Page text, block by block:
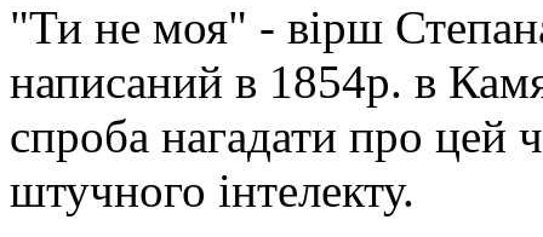
"Ти не моя" - вірш
написаний в 1854р. в
спроба нагадати про цей
штучного інтелекту.